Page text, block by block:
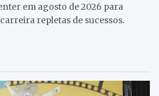
em agosto de 2026 para
repletas de sucessos.